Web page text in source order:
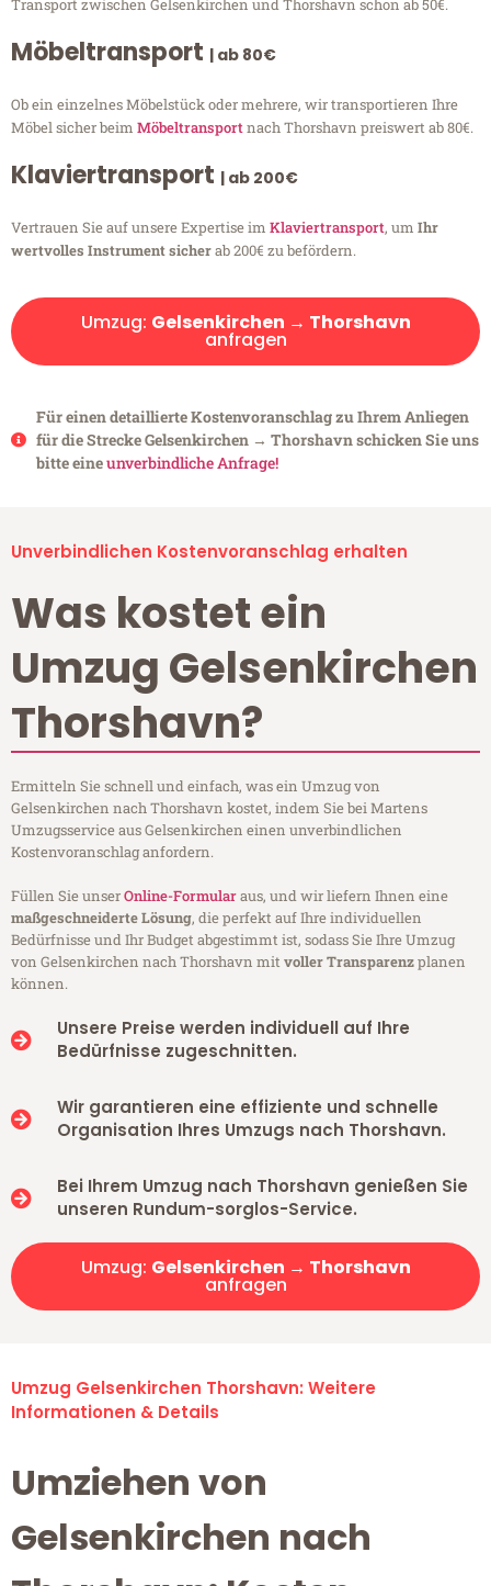
Transport zwischen Gelsenkirchen und Thorshavn schon ab 50€.
Möbeltransport | ab 80€
Ob ein einzelnes Möbelstück oder mehrere, wir transportieren Ihre
Möbel sicher beim Möbeltransportnach Thorshavn preiswert ab 80€.
Klaviertransport | ab 200€
Vertrauen Sie auf unsere Expertise im Klaviertransport, um Ihr
wertvolles Instrument sicherab 200€ zu befördern.
Umzug: Gelsenkirchen → Thorshavn
anfragen
Für einen detaillierte Kostenvoranschlag zu Ihrem Anliegen
für die Strecke Gelsenkirchen → Thorshavn schicken Sie uns
bitte eineunverbindliche Anfrage!
Unverbindlichen Kostenvoranschlag erhalten
Was kostet ein
Umzug Gelsenkirchen
Thorshavn?
Ermitteln Sie schnell und einfach, was ein Umzug von
Gelsenkirchen nach Thorshavn kostet, indem Sie bei Martens
Umzugsservice aus Gelsenkirchen einen unverbindlichen
Kostenvoranschlag anfordern.
Füllen Sie unserOnline-Formularaus, und wir liefern Ihnen eine
maßgeschneiderte Lösung, die perfekt auf Ihre individuellen
Bedürfnisse und Ihr Budget abgestimmt ist, sodass Sie Ihre Umzug
von Gelsenkirchen nach Thorshavn mitvoller Transparenzplanen
können.
Unsere Preise werden individuell auf Ihre
Bedürfnisse zugeschnitten.
Wir garantieren eine effiziente und schnelle
Organisation Ihres Umzugs nach Thorshavn.
Bei Ihrem Umzug nach Thorshavn genießen Sie
unseren Rundum-sorglos-Service.
Umzug: Gelsenkirchen → Thorshavn
anfragen
Umzug Gelsenkirchen Thorshavn: Weitere
Informationen & Details
Umziehen von
Gelsenkirchen nach